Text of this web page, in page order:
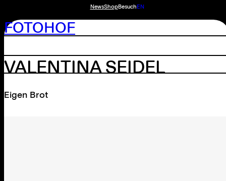
NewsShopBesuchEN
FOTOHOF
VALENTINA SEIDEL
Eigen Brot